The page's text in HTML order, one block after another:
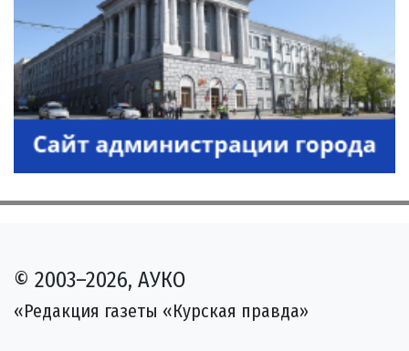
© 2003–2026, АУКО
«Редакция газеты «Курская правда»